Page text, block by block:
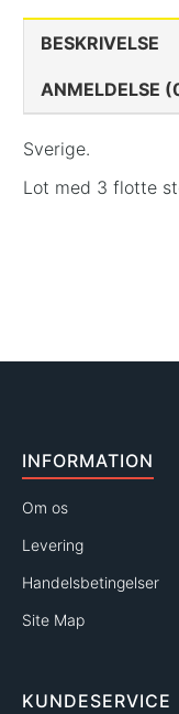
BESKRIVELSE
ANMELDELSE
Sverige.
Lot med 3 flotte
INFORMATION
Om os
Levering
Handelsbetingelser
Site Map
KUNDESERVICE